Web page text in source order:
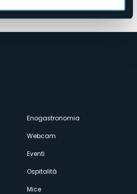
Enogastronomia
Webcam
Eventi
Ospitalità
Mice